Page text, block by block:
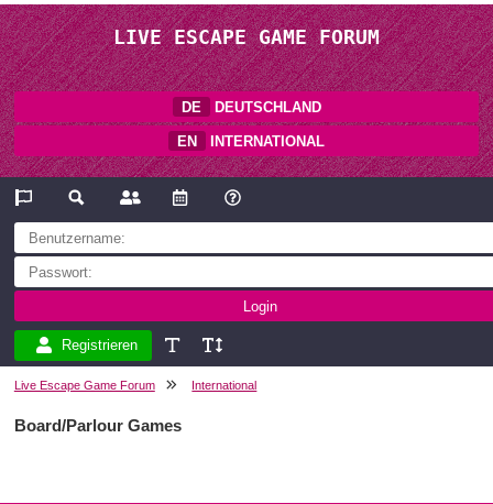
LIVE ESCAPE GAME FORUM
DE DEUTSCHLAND
EN INTERNATIONAL
Registrieren
Live Escape Game Forum International
Board/Parlour Games